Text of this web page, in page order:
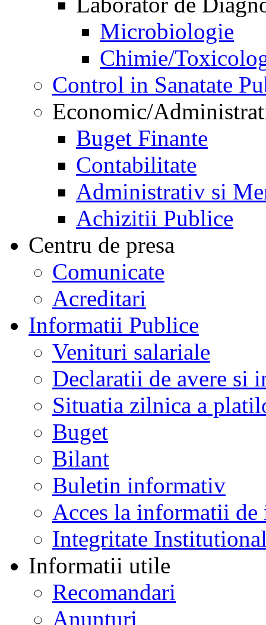
Microbiologie
Chimie/
Control in Sanatate
Economic/
Buget Finante
Contabilitate
Administrativ si
Achizitii Publice
Centru de presa
Comunicate
Acreditari
Informatii Publice
Venituri salariale
Declaratii de avere si
Situatia zilnica a
Buget
Bilant
Buletin informativ
Acces la informatii de
Integritate
Informatii utile
Recomandari
Anunturi